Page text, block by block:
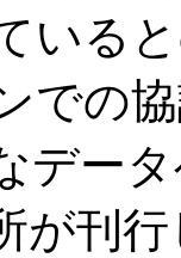
いる
での
デー
が刊